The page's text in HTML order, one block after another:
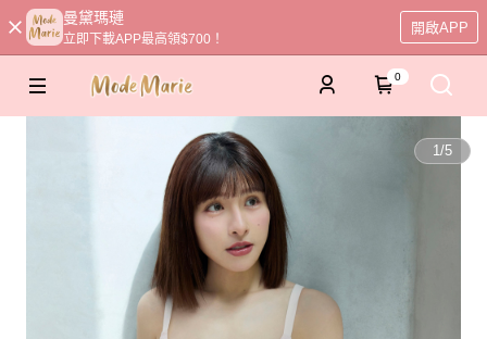
曼黛瑪璉
立即下載APP最高領$700！
開啟APP
0
1/5